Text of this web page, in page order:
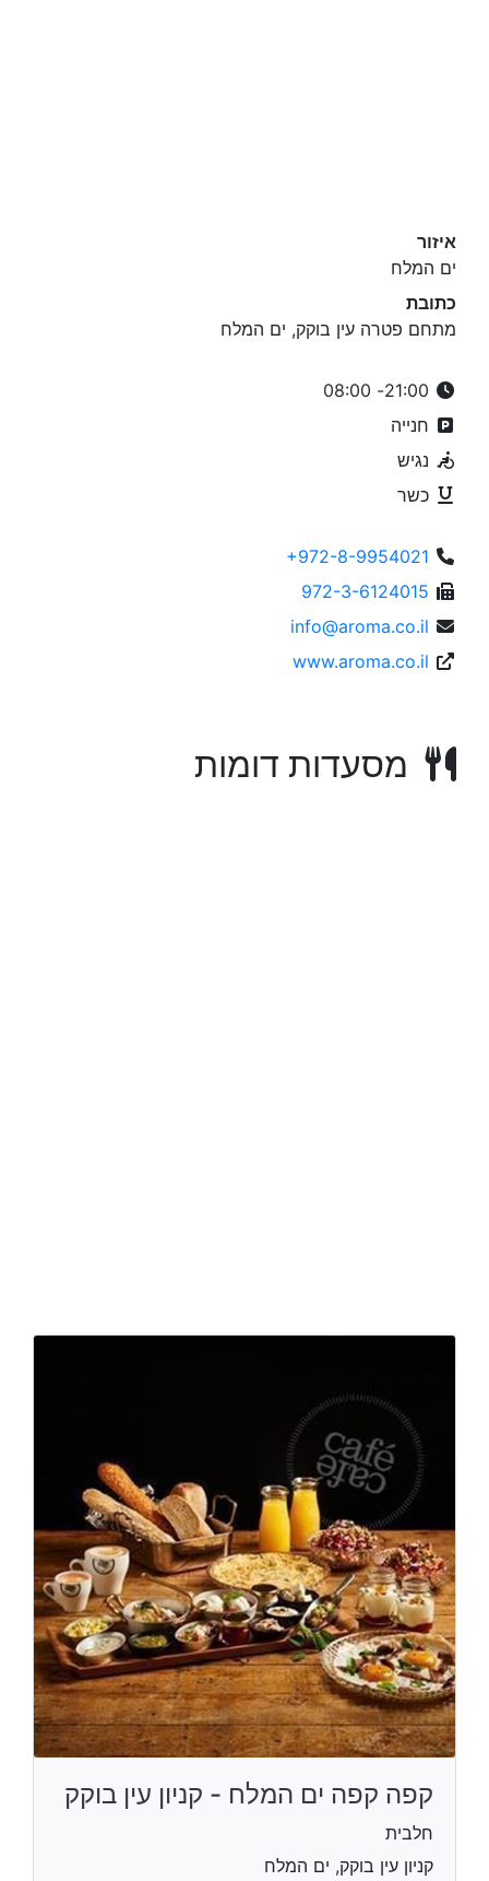
איזור
ים המלח
כתובת
מתחם פטרה עין בוקק, ים המלח
חנייה
נגיש
כשר
+972-8-9954021
972-3-6124015
info@aroma.co.il
www.aroma.co.il
מסעדות דומות
קפה קפה ים המלח - קניון עין בוקק
חלבית
קניון עין בוקק, ים המלח